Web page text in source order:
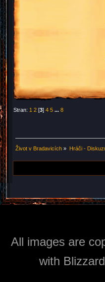
Stran: 1 2 [3]4 5 ...8
Život v Bradavicích » Hráči -
All images are
with